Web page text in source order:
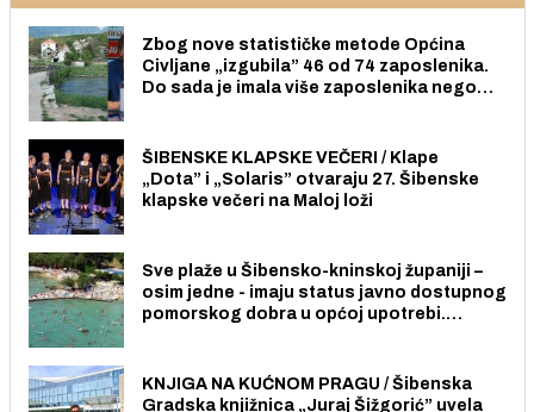
Zbog nove statističke metode Općina
Civljane „izgubila” 46 od 74 zaposlenika.
Do sada je imala više zaposlenika nego
ŠIBENSKE KLAPSKE VEČERI / Klape
„Dota” i „Solaris” otvaraju 27. Šibenske
klapske večeri na Maloj loži
Sve plaže u Šibensko-kninskoj županiji –
osim jedne - imaju status javno dostupnog
pomorskog dobra u općoj upotrebi.
KNJIGA NA KUĆNOM PRAGU / Šibenska
Gradska knjižnica „Juraj Šižgorić” uvela